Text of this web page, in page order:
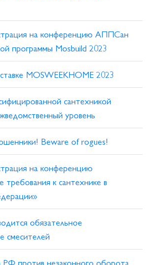
на конференцию АППСан
программы Mosbuild 2023
MOSWEEKHOME 2023
сантехникой
уровень
Beware of rogues!
на конференцию
к сантехнике в
обязательное
смесителей
РФ против незаконного оборота